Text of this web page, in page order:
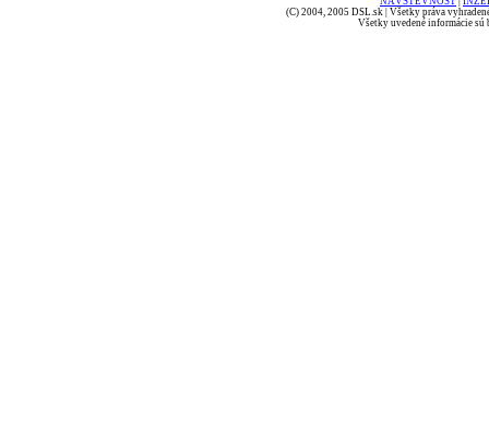
(C) 2004, 2005 DSL.sk | Všetky práva
Všetky uvedené informácie sú